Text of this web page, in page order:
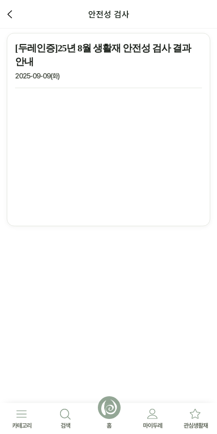
안전성 검사
[두레인증]25년 8월 생활재 안전성 검사 결과
안내
2025-09-09(화)
카테고리 검색 홈 마이두레 관심생활재